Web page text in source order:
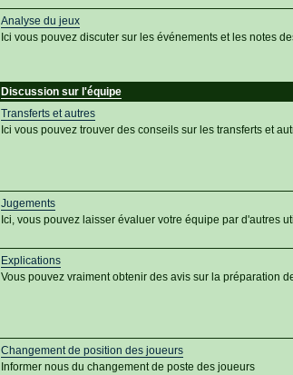
Analyse du jeux
Ici vous pouvez discuter sur les événements et les notes
Discussion sur l'équipe
Transferts et autres
Ici vous pouvez trouver des conseils sur les transferts et
Jugements
Ici, vous pouvez laisser évaluer votre équipe par d'autres
Explications
Vous pouvez vraiment obtenir des avis sur la préparation
Changement de position des joueurs
Informer nous du changement de poste des joueurs